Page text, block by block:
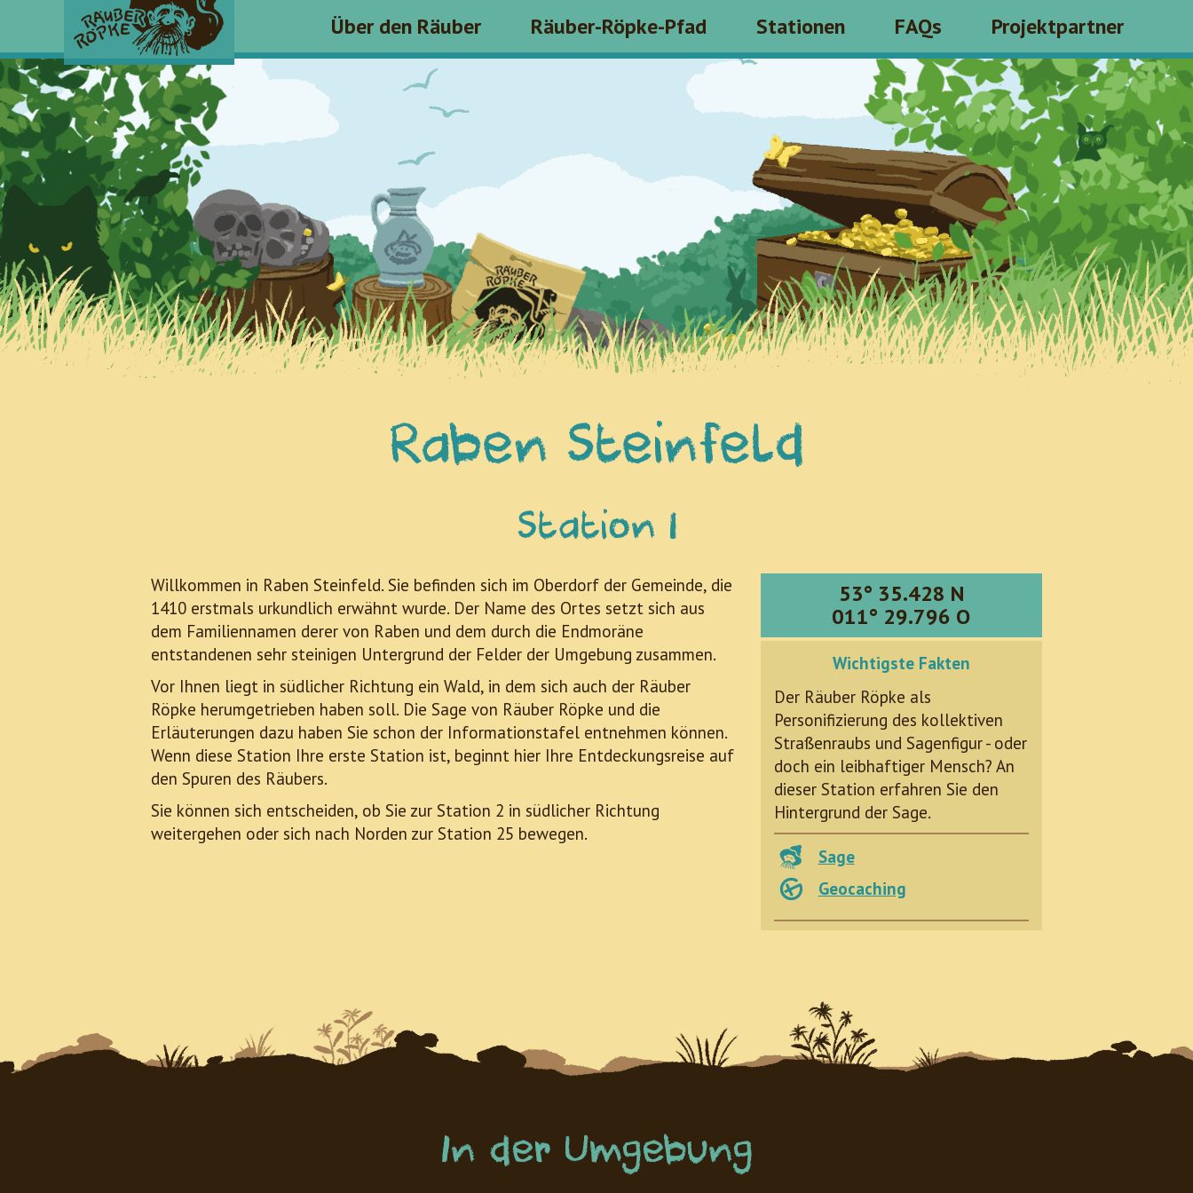
Über den Räuber Räuber-Röpke-Pfad Stationen FAQs Projektpartner
Raben Steinfeld
Station 1
Willkommen in Raben Steinfeld. Sie befinden sich im Oberdorf der Gemeinde, die
1410 erstmals urkundlich erwähnt wurde. Der Name des Ortes setzt sich aus
dem Familiennamen derer von Raben und dem durch die Endmoräne
entstandenen sehr steinigen Untergrund der Felder der Umgebung zusammen.
Vor Ihnen liegt in südlicher Richtung ein Wald, in dem sich auch der Räuber
Röpke herumgetrieben haben soll. Die Sage von Räuber Röpke und die
Erläuterungen dazu haben Sie schon der Informationstafel entnehmen können.
Wenn diese Station Ihre erste Station ist, beginnt hier Ihre Entdeckungsreise auf
den Spuren des Räubers.
Sie können sich entscheiden, ob Sie zur Station 2 in südlicher Richtung
weitergehen oder sich nach Norden zur Station 25 bewegen.
53° 35.428 N
011° 29.796 O
Wichtigste Fakten
Der Räuber Röpke als
Personifizierung des kollektiven
Straßenraubs und Sagenfigur - oder
doch ein leibhaftiger Mensch? An
dieser Station erfahren Sie den
Hintergrund der Sage.
Sage
Geocaching
In der Umgebung